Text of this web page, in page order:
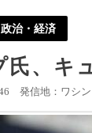
政治・経済
氏、キ
発信地：ワシ